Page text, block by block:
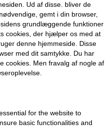
Ud af disse. bliver de
gemt i din browser,
grundlæggende funktioner
cookies, der hjælper os med at
denne hjemmeside. Disse
med dit samtykke. Du har
cookies. Men fravalg af nogle af
for the website to
basic functionalities and